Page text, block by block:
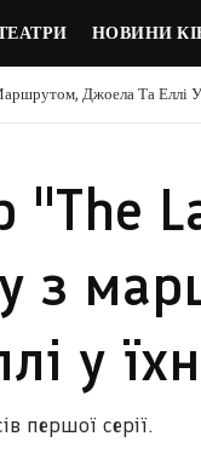
НОВИНИ
Джоела Та Еллі
"The
з
у
першої серії.